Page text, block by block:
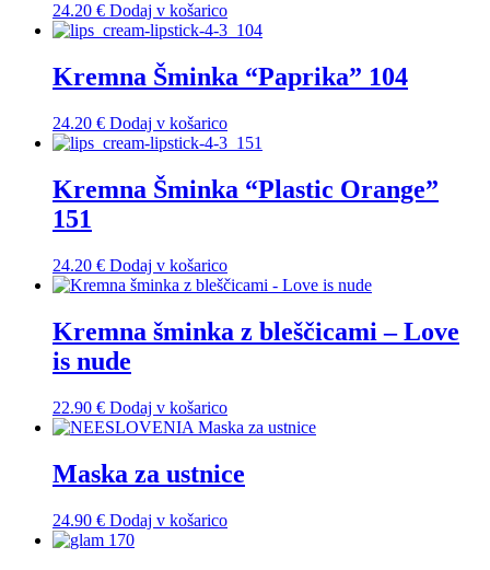
24.20 € Dodaj v košarico
Kremna Šminka “Paprika” 104
24.20 € Dodaj v košarico
Kremna Šminka “Plastic Orange”
151
24.20 € Dodaj v košarico
Kremna šminka z bleščicami – Love
is nude
22.90 € Dodaj v košarico
Maska za ustnice
24.90 € Dodaj v košarico